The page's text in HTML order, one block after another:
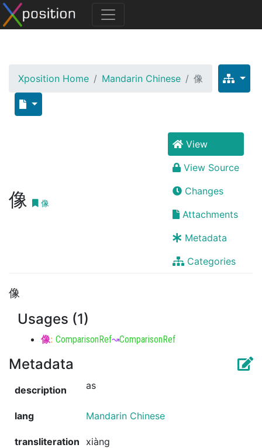
Xposition Home Mandarin Chinese 像
像 像
View
View Source
Changes
Attachments
Metadata
Categories
像
Usages (1)
像: ComparisonRef↝ComparisonRef
Metadata
description as
lang Mandarin Chinese
transliteration xiàng